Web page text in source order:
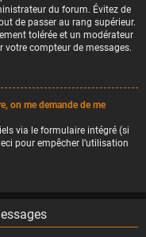
du forum. Évitez de
de passer au rang supérieur.
tolérée et un modérateur
compteur de messages.
on me demande de me
via le formulaire intégré (si
pour empêcher l’utilisation